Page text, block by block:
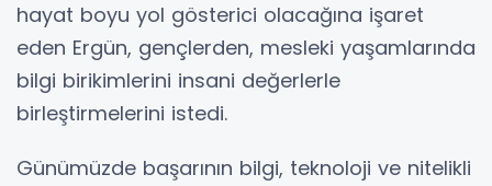
hayat boyu yol gösterici olacağına işaret
eden Ergün, gençlerden, mesleki yaşamlarında
bilgi birikimlerini insani değerlerle
birleştirmelerini istedi.
Günümüzde başarının bilgi, teknoloji ve nitelikli